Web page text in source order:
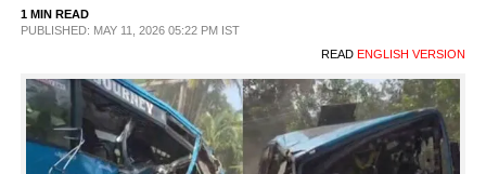
LIFESTYLE
SPIRITUAL
INFO+
1 MIN READ
PUBLISHED: MAY 11, 2026 05:22 PM IST
READ ENGLISH VERSION